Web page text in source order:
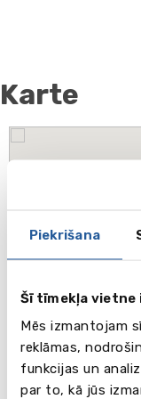
Piekrišana
Šī tīmekļa
Mēs izmantojam
reklāmas,
funkcijas un
par to, kā jūs
Karte